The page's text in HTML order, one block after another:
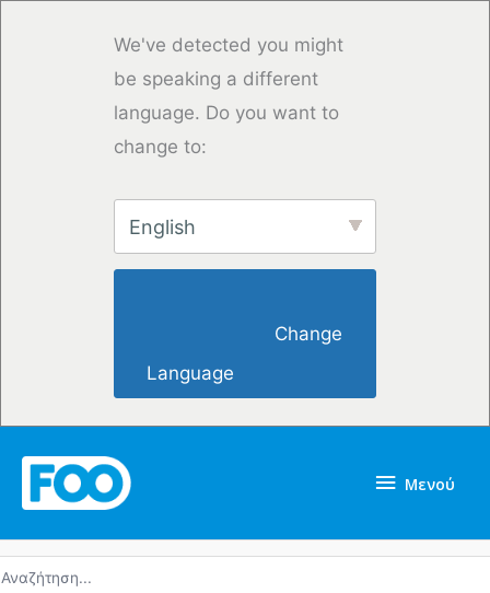
We've detected you might
be speaking a different
language. Do you want to
change to:
English
Language
Μενού